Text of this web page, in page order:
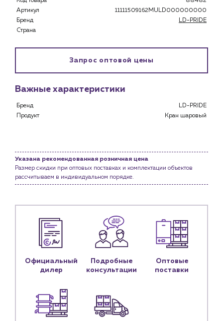
О компании
История компании
Услуги
Блог
Личный кабинет
Контакты
Контактные данные
Наши партнёры
+7 (918) 070-19-79
Пн – пт: 9:00 – 18:00
Артикул
11111509162MULD000000000
Бренд
LD-PRIDE
Страна
Запрос оптовой цены
Важные характеристики
Бренд
LD-PRIDE
Продукт
Кран шаровый
Указана рекомендованная розничная цена
Размер скидки при оптовых поставках и комплектации объектов
рассчитываем в индивидуальном порядке.
Официальный
дилер
Подробные
консультации
Оптовые
поставки